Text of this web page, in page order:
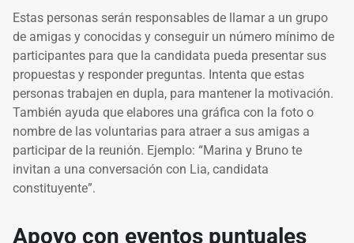
Estas personas serán responsables de llamar a un grupo
de amigas y conocidas y conseguir un número mínimo de
participantes para que la candidata pueda presentar sus
propuestas y responder preguntas. Intenta que estas
personas trabajen en dupla, para mantener la motivación.
También ayuda que elabores una gráfica con la foto o
nombre de las voluntarias para atraer a sus amigas a
participar de la reunión. Ejemplo: “Marina y Bruno te
invitan a una conversación con Lia, candidata
constituyente”.
Apoyo con eventos puntuales